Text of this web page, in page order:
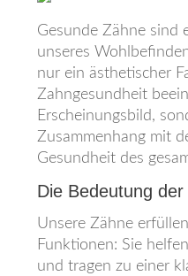
Gesunde Zähne sind
unseres
nur ein ästhetischer
Zahngesundheit
Erscheinungsbild,
Zusammenhang mit
Gesundheit des
Die Bedeutung
Unsere Zähne
Funktionen: Sie
und tragen zu einer